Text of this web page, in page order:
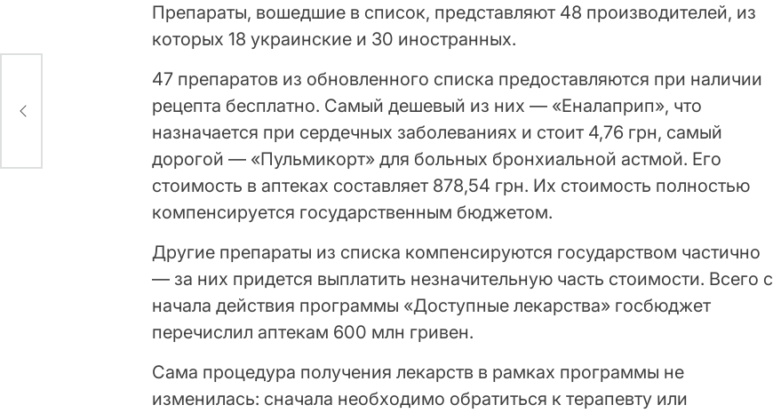
Препараты, вошедшие в список, представляют 48 производителей, из
которых 18 украинские и 30 иностранных.
47 препаратов из обновленного списка предоставляются при наличии
рецепта бесплатно. Самый дешевый из них — «Еналаприп», что
назначается при сердечных заболеваниях и стоит 4,76 грн, самый
дорогой — «Пульмикорт» для больных бронхиальной астмой. Его
стоимость в аптеках составляет 878,54 грн. Их стоимость полностью
компенсируется государственным бюджетом.
Другие препараты из списка компенсируются государством частично
— за них придется выплатить незначительную часть стоимости. Всего с
начала действия программы «Доступные лекарства» госбюджет
перечислил аптекам 600 млн гривен.
Сама процедура получения лекарств в рамках программы не
изменилась: сначала необходимо обратиться к терапевту или